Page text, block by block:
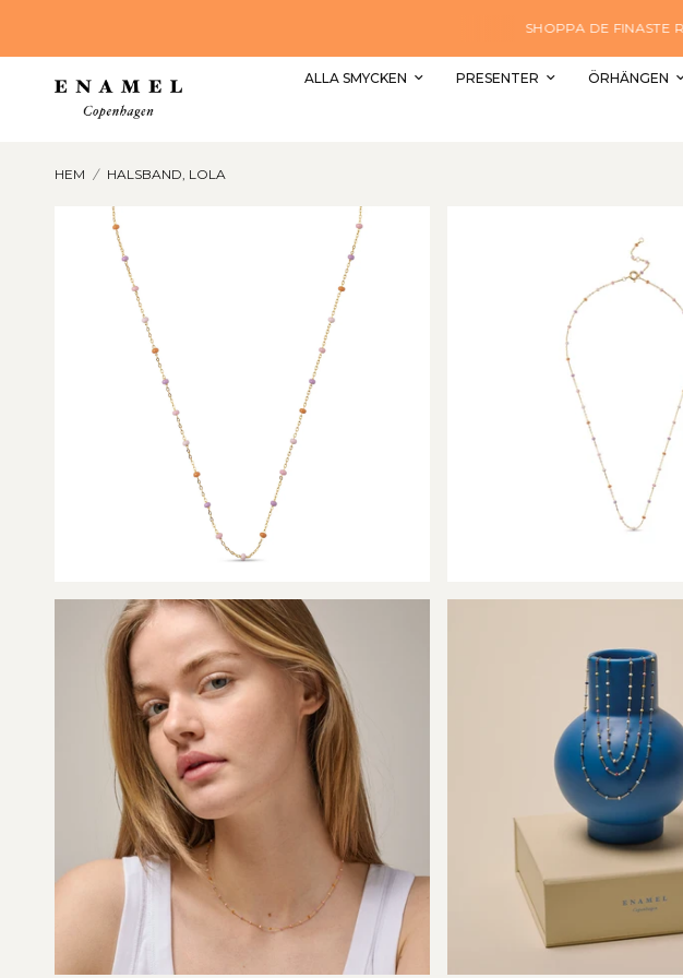
SHOPPA DE FINASTE REA SMYCKEN HÄR
ALLA SMYCKEN PRESENTER ÖRHÄNGEN
HEM / HALSBAND, LOLA